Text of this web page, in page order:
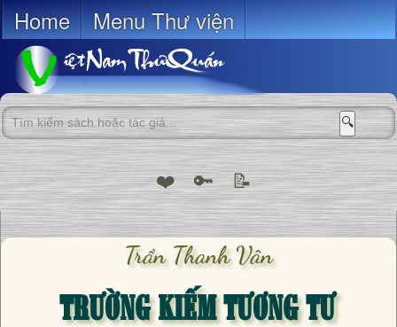
Home Menu Thư viện
🔍
❤️ 🔑 📝
Trần Thanh Vân
TRƯỜNG KIẾM TƯƠNG TƯ